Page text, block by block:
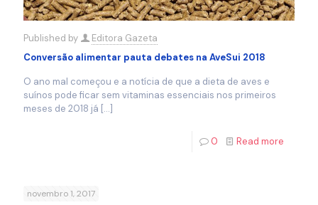
Published by
Editora Gazeta
Conversão alimentar pauta debates na AveSui 2018
O ano mal começou e a notícia de que a dieta de aves e
suínos pode ficar sem vitaminas essenciais nos primeiros
meses de 2018 já […]
0 Read more
novembro 1, 2017